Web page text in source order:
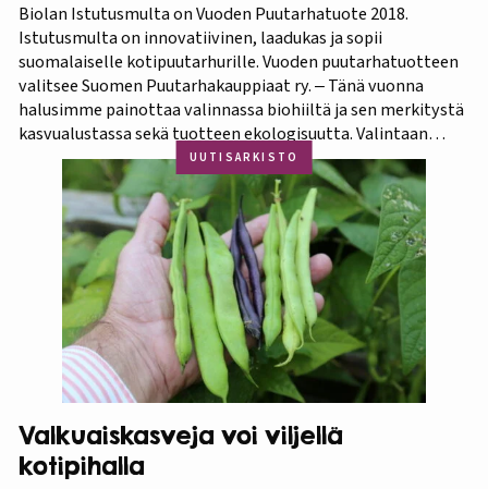
Biolan Istutusmulta on Vuoden Puutarhatuote 2018.
Istutusmulta on innovatiivinen, laadukas ja sopii
suomalaiselle kotipuutarhurille. Vuoden puutarhatuotteen
valitsee Suomen Puutarhakauppiaat ry. ‒ Tänä vuonna
halusimme painottaa valinnassa biohiiltä ja sen merkitystä
kasvualustassa sekä tuotteen ekologisuutta. Valintaan
vaikuttivat myös luonnonmukaisuus ja kotimaisuus.
Finaaliin päätyneet tuotteet olivat kaikki biohiilipohjaisia.
Kilpailu oli tasainen, mutta Biolan Istutusmulta antaa
ehdottomasti helpoimmin…
UUTISARKISTO
Valkuaiskasveja voi viljellä
kotipihalla